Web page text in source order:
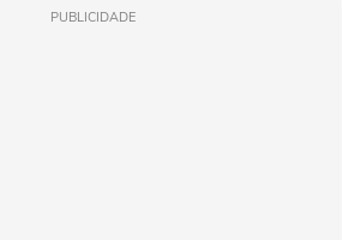
PUBLICIDADE